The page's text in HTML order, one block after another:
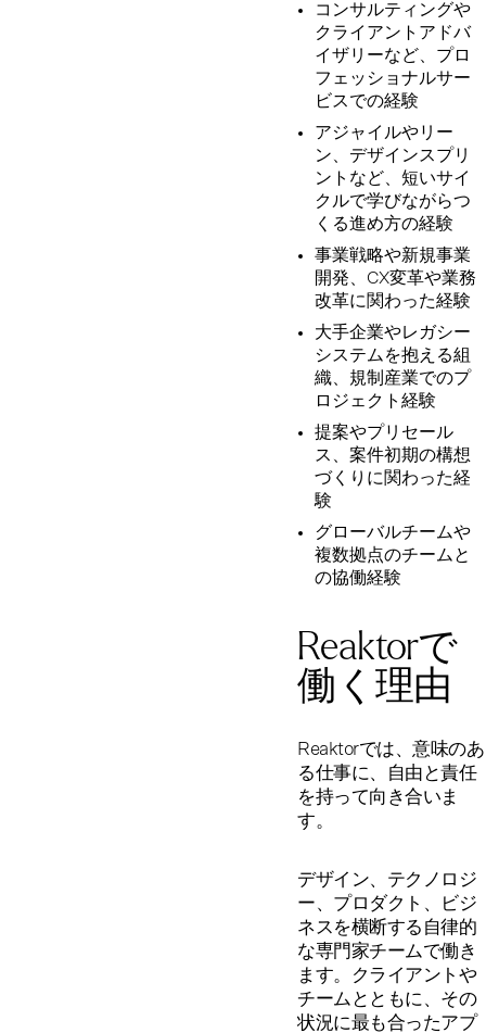
コンサルティングや
クライアントアドバ
イザリーなど、プロ
フェッショナルサー
ビスでの経験
アジャイルやリー
ン、デザインスプリ
ントなど、短いサイ
クルで学びながらつ
くる進め方の経験
事業戦略や新規事業
開発、CX変革や業務
改革に関わった経験
大手企業やレガシー
システムを抱える組
織、規制産業でのプ
ロジェクト経験
提案やプリセール
ス、案件初期の構想
づくりに関わった経
験
グローバルチームや
複数拠点のチームと
の協働経験
Reaktorで
働く理由
Reaktorでは、意味のあ
る仕事に、自由と責任
を持って向き合いま
す。
デザイン、テクノロジ
ー、プロダクト、ビジ
ネスを横断する自律的
な専門家チームで働き
ます。クライアントや
チームとともに、その
状況に最も合ったアプ